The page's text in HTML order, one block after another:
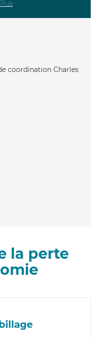
coordination Charles
la perte